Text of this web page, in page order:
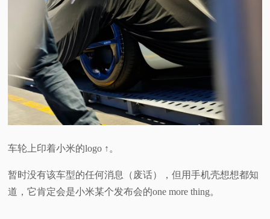
题
车轮上印着小米的logo ↑。
暂时没有该车型的任何消息（废话），但用手机壳想想都知
道，它肯定会是小米某个发布会的one more thing。